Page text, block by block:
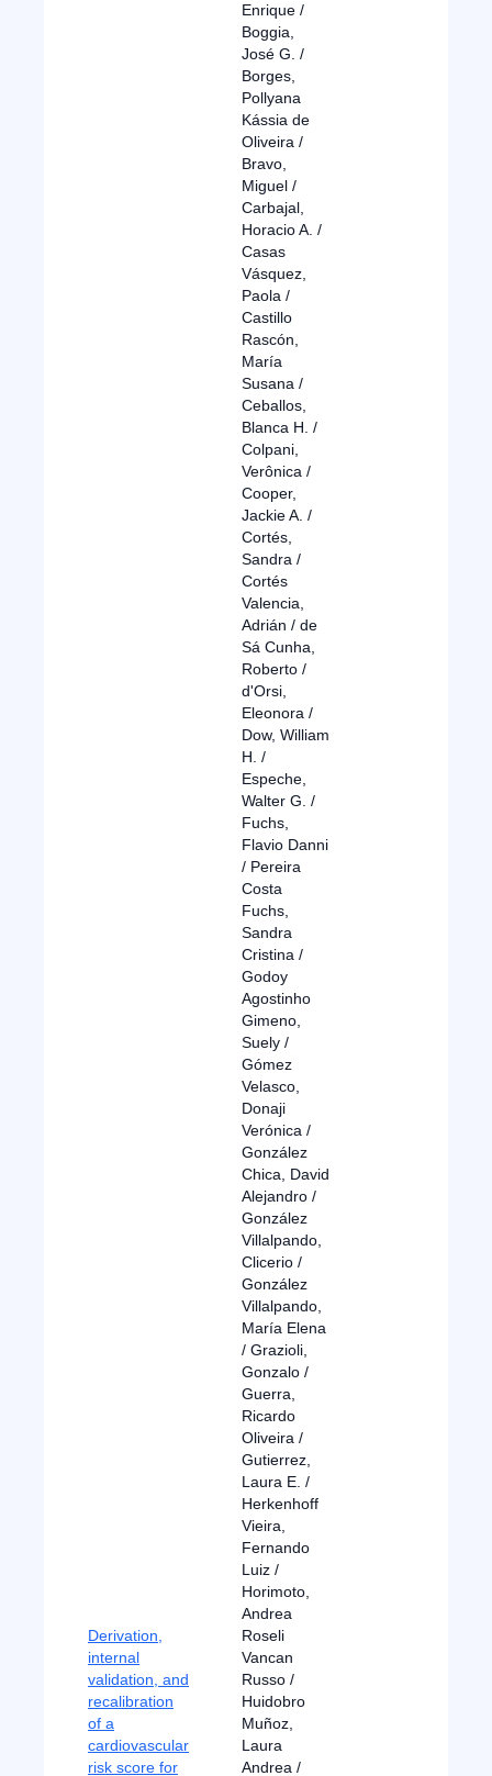
Derivation,
internal
validation, and
recalibration
of a
cardiovascular
risk score for
Enrique /
Boggia,
José G. /
Borges,
Pollyana
Kássia de
Oliveira /
Bravo,
Miguel /
Carbajal,
Horacio A. /
Casas
Vásquez,
Paola /
Castillo
Rascón,
María
Susana /
Ceballos,
Blanca H. /
Colpani,
Verônica /
Cooper,
Jackie A. /
Cortés,
Sandra /
Cortés
Valencia,
Adrián / de
Sá Cunha,
Roberto /
d'Orsi,
Eleonora /
Dow, William
H. /
Espeche,
Walter G. /
Fuchs,
Flavio Danni
/ Pereira
Costa
Fuchs,
Sandra
Cristina /
Godoy
Agostinho
Gimeno,
Suely /
Gómez
Velasco,
Donaji
Verónica /
González
Chica, David
Alejandro /
González
Villalpando,
Clicerio /
González
Villalpando,
María Elena
/ Grazioli,
Gonzalo /
Guerra,
Ricardo
Oliveira /
Gutierrez,
Laura E. /
Herkenhoff
Vieira,
Fernando
Luiz /
Horimoto,
Andrea
Roseli
Vancan
Russo /
Huidobro
Muñoz,
Laura
Andrea /